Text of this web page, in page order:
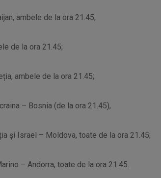
ambele de la ora 21.45;
de la ora 21.45;
ambele de la ora 21.45;
– Bosnia (de la ora 21.45),
și Israel – Moldova, toate de la ora 21.45;
– Andorra, toate de la ora 21.45.